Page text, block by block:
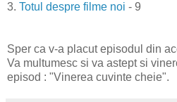
3. Totul despre filme noi - 9
Sper ca v-a placut episodul din
Va multumesc si va astept si
episod : "Vinerea cuvinte cheie".